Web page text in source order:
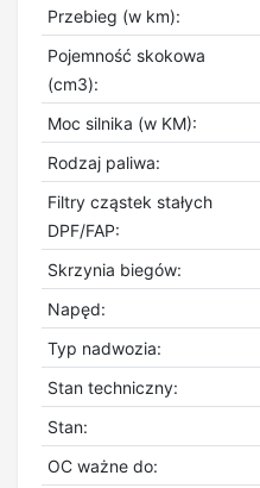
Przebieg (w km):
Pojemność skokowa
(cm3):
Moc silnika (w KM):
Rodzaj paliwa:
Filtry cząstek stałych
DPF/FAP:
Skrzynia biegów:
Napęd:
Typ nadwozia:
Stan techniczny:
Stan:
OC ważne do: